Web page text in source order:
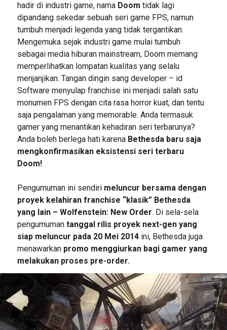
hadir di industri game, nama Doom tidak lagi
dipandang sekedar sebuah seri game FPS, namun
tumbuh menjadi legenda yang tidak tergantikan.
Mengemuka sejak industri game mulai tumbuh
sebagai media hiburan mainstream, Doom memang
memperlihatkan lompatan kualitas yang selalu
menjanjikan. Tangan dingin sang developer – id
Software menyulap franchise ini menjadi salah satu
monumen FPS dengan cita rasa horror kuat, dan tentu
saja pengalaman yang memorable. Anda termasuk
gamer yang menantikan kehadiran seri terbarunya?
Anda boleh berlega hati karena Bethesda baru saja
mengkonfirmasikan eksistensi seri terbaru
Doom!
Pengumuman ini sendiri meluncur bersama dengan
proyek kelahiran franchise “klasik” Bethesda
yang lain – Wolfenstein: New Order. Di sela-sela
pengumuman tanggal rilis proyek next-gen yang
siap meluncur pada 20 Mei 2014ini, Bethesda juga
menawarkan promo menggiurkan bagi gamer yang
melakukan proses pre-order.